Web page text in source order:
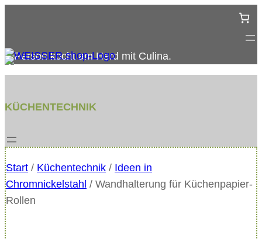
springen
KÜCHENTECHNIK
Start / Küchentechnik / Ideen in
Chromnickelstahl / Wandhalterung für Küchenpapier-
Rollen